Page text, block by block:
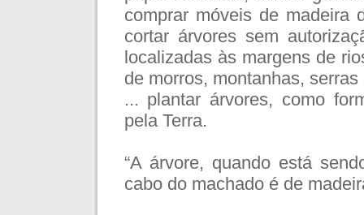
comprar móveis de madeira
cortar árvores sem
localizadas às margens de
de morros, montanhas,
... plantar árvores, como
pela Terra.
“A árvore, quando está
cabo do machado é de